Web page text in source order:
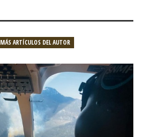
MÁS ARTÍCULOS DEL AUTOR